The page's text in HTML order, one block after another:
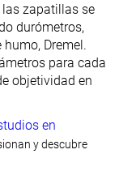
zapatillas se
durómetros,
Dremel.
para cada
objetividad en
en
y descubre